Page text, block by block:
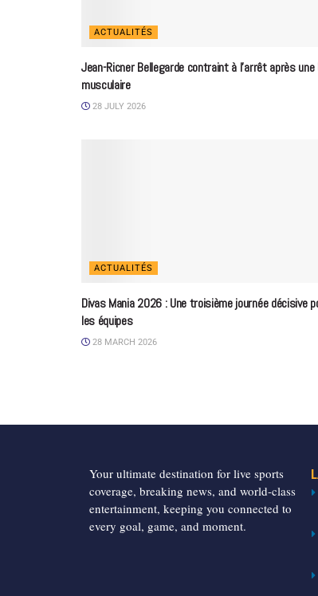
ACTUALITÉS
Jean-Ricner Bellegarde contraint à l’arrêt après
musculaire
28 JULY 2026
ACTUALITÉS
Divas Mania 2026 : Une troisième journée décisive
les équipes
28 MARCH 2026
Your ultimate destination for live sports
coverage, breaking news, and world-class
entertainment, keeping you connected to
every goal, game, and moment.